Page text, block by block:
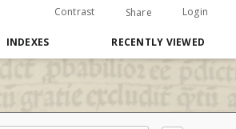
Contrast Share Login
INDEXES RECENTLY VIEWED